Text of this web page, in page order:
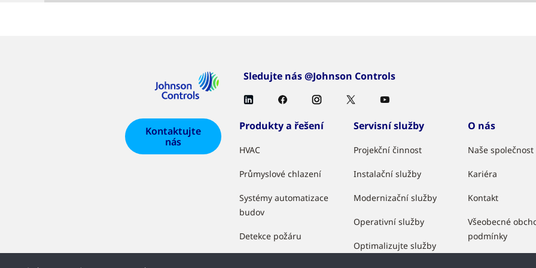
Sledujte nás @Johnson Controls
Kontaktujte
nás
Produkty a řešení
HVAC
Průmyslové chlazení
Systémy automatizace
budov
Detekce požáru
Servisní služby
Projekční činnost
Instalační služby
Modernizační služby
Operativní služby
Optimalizujte služby
O nás
Naše společnost
Kariéra
Kontakt
Všeobecné
podmínky